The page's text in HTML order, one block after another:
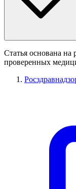
Статья основана на
проверенных